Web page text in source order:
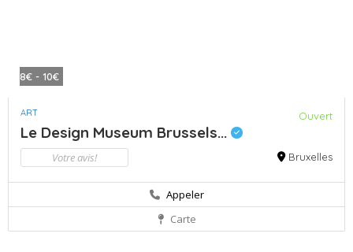
8€ - 10€
ART Ouvert
Le Design Museum Brussels...
Votre avis! Bruxelles
Appeler
Carte